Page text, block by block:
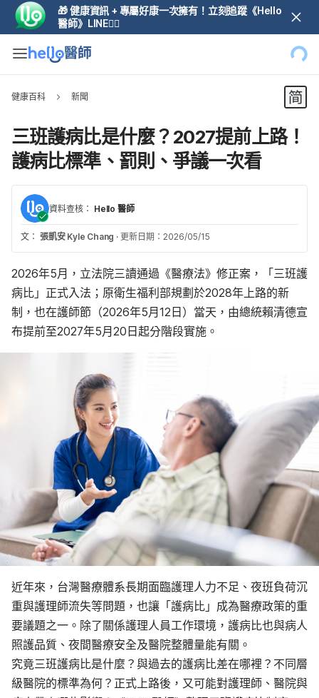
🎁 健康資訊 + 專屬好康一次擁有！立刻追蹤《Hello
醫師》LINE👆🏼
健康百科 新聞
三班護病比是什麼？2027提前上路！
護病比標準、罰則、爭議一次看
資料查核： Hello 醫師
文： 張凱安 Kyle Chang · 更新日期：2026/05/15
2026年5月，立法院三讀通過《醫療法》修正案，「三班護
病比」正式入法；原衛生福利部規劃於2028年上路的新
制，也在護師節（2026年5月12日）當天，由總統賴清德宣
布提前至2027年5月20日起分階段實施。
近年來，台灣醫療體系長期面臨護理人力不足、夜班負荷沉
重與護理師流失等問題，也讓「護病比」成為醫療政策的重
要議題之一。除了關係護理人員工作環境，護病比也與病人
照護品質、夜間醫療安全及醫院整體量能有關。
究竟三班護病比是什麼？與過去的護病比差在哪裡？不同層
級醫院的標準為何？正式上路後，又可能對護理師、醫院與